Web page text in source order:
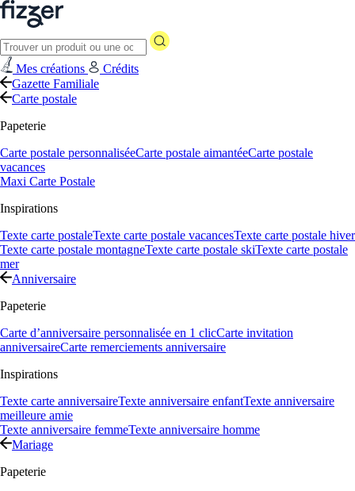
Mes créations
Crédits
Gazette Familiale
Carte postale
Papeterie
Carte postale personnaliséeCarte postale aimantéeCarte postale
vacances
Maxi Carte Postale
Inspirations
Texte carte postaleTexte carte postale vacancesTexte carte postale hiver
Texte carte postale montagneTexte carte postale skiTexte carte postale
mer
Anniversaire
Papeterie
Carte d’anniversaire personnalisée en 1 clicCarte invitation
anniversaireCarte remerciements anniversaire
Inspirations
Texte carte anniversaireTexte anniversaire enfantTexte anniversaire
meilleure amie
Texte anniversaire femmeTexte anniversaire homme
Mariage
Papeterie